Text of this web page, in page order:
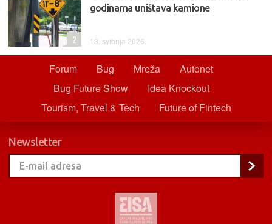
godinama uništava kamione
13. svibnja 2026.
2
Forum Bug Mreža
Autonet
Bug Future Show
Idea Knockout
Tourism, Travel & Tech
Future of Fintech
Newsletter